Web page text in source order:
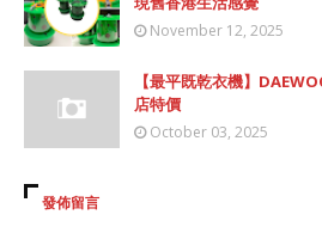
November 12, 2025
【最平既乾衣機】
店特價
October 03, 2025
發佈留言